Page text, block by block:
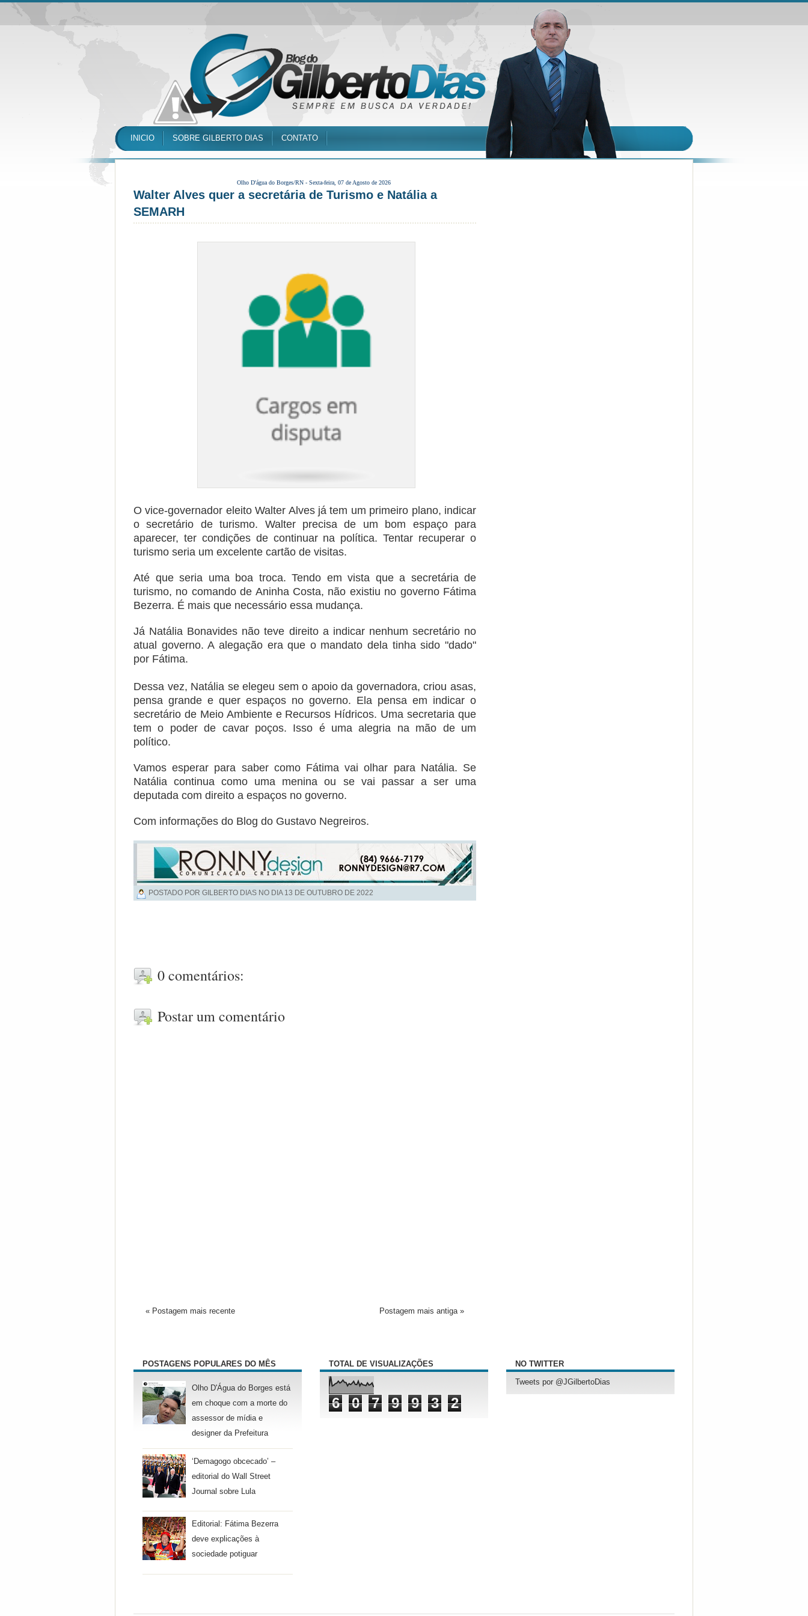
INICIO SOBRE GILBERTO DIAS CONTATO
Olho D'água do Borges/RN - Sexta-feira, 07 de Agosto de 2026
Walter Alves quer a secretária de Turismo e Natália a
SEMARH
O vice-governador eleito Walter Alves já tem um primeiro plano, indicar
o secretário de turismo. Walter precisa de um bom espaço para
aparecer, ter condições de continuar na política. Tentar recuperar o
turismo seria um excelente cartão de visitas.
Até que seria uma boa troca. Tendo em vista que a secretária de
turismo, no comando de Aninha Costa, não existiu no governo Fátima
Bezerra. É mais que necessário essa mudança.
Já Natália Bonavides não teve direito a indicar nenhum secretário no
atual governo. A alegação era que o mandato dela tinha sido "dado"
por Fátima.
Dessa vez, Natália se elegeu sem o apoio da governadora, criou asas,
pensa grande e quer espaços no governo. Ela pensa em indicar o
secretário de Meio Ambiente e Recursos Hídricos. Uma secretaria que
tem o poder de cavar poços. Isso é uma alegria na mão de um
político.
Vamos esperar para saber como Fátima vai olhar para Natália. Se
Natália continua como uma menina ou se vai passar a ser uma
deputada com direito a espaços no governo.
Com informações do Blog do Gustavo Negreiros.
POSTADO POR GILBERTO DIAS NO DIA 13 DE OUTUBRO DE 2022
0 comentários:
Postar um comentário
« Postagem mais recente Postagem mais antiga »
POSTAGENS POPULARES DO MÊS
Olho D'Água do Borges está
em choque com a morte do
assessor de mídia e
designer da Prefeitura
‘Demagogo obcecado’ –
editorial do Wall Street
Journal sobre Lula
Editorial: Fátima Bezerra
deve explicações à
sociedade potiguar
TOTAL DE VISUALIZAÇÕES
6 0 7 9 9 3 2
NO TWITTER
Tweets por @JGilbertoDias